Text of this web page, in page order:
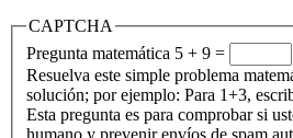
CAPTCHA
Pregunta matemática 5 + 9 =
Resuelva este simple problema
solución; por ejemplo: Para 1+3,
Esta pregunta es para comprobar si
humano y prevenir envíos de spam